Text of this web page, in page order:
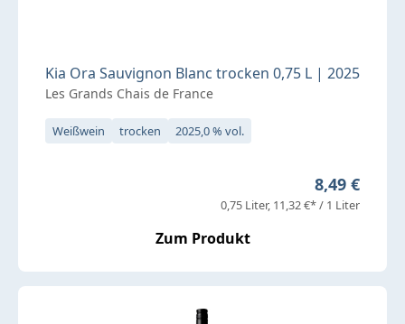
Kia Ora Sauvignon Blanc trocken 0,75 L | 2025
Les Grands Chais de France
Weißwein trocken 2025,0 % vol.
Regulärer
8,49 €
0,75 Liter 11,32 €* / 1 Liter
Zum Produkt